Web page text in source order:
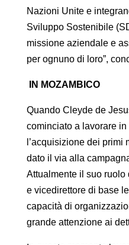
Nazioni Unite e
Sviluppo Sostenibile
missione aziendale e
per ognuno di loro”,
IN MOZAMBICO
Quando Cleyde de
cominciato a lavorare
l’acquisizione dei
dato il via alla
Attualmente il suo
e vicedirettore di base
capacità di
grande attenzione ai